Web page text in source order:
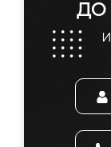
ДО